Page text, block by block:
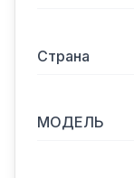
Страна
МОДЕЛЬ